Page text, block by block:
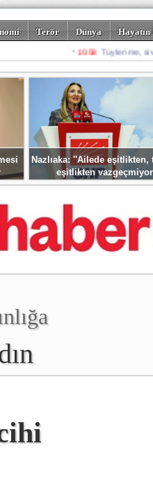
Terör Dünya
Spor Misafir
Nazlıaka: ''Ailede eşitlikten,
eşitlikten